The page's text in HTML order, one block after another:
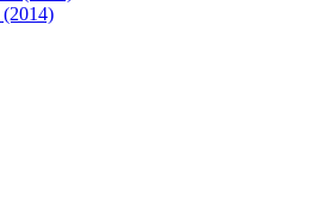
(2014)